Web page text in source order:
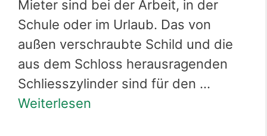
Mieter sind bei der Arbeit, in der
Schule oder im Urlaub. Das von
außen verschraubte Schild und die
aus dem Schloss herausragenden
Schliesszylinder sind für den …
Weiterlesen